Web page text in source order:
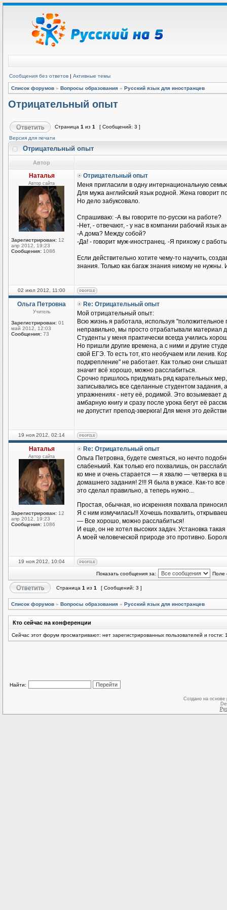
Сообщения без ответов | Активные темы
Список форумов » Вопросы образования » Русский язык для иностранцев
Отрицательный опыт
Страница 1 из 1
[ Сообщений: 3 ]
Версия для печати
Отрицательный опыт
Автор
Наталья
Автор сайта
Зарегистрирован: 12
апр 2012, 19:23
Сообщения: 1086
Отрицательный опыт
Меня пригласили в одну интернациональную
Для мужа английский язык родной. Жена говорит
Но дело забуксовало.
Спрашиваю: -А вы говорите по-русски на работе?
-Нет, - отвечают, - у нас в компании рабочий язык
-А дома? Между собой?
-Да! - говорит муж-иностранец. -Я прихожу с
Если действительно хотите чему-то научить,
знания. Только как багаж знания никому не
02 июл 2012, 11:00
Ольга Петровна
Учитель
Зарегистрирован: 01
май 2012, 12:03
Сообщения: 73
Re: Отрицательный опыт
Мой отрицательный опыт:
Всю жизнь я работала, используя "положительное
неправильно, мы просто отрабатывали материал
Студенты у меня практически всегда учились
Но пришли другие времена, а с ними и другие
свой ЕГЭ. То есть тот, кто необучаем или ленив.
подкрепление" не работает. Как только они
значит всё хорошо, можно расслабиться.
Срочно пришлось придумать ряд карательных
записывались все сделанные студентом задания,
упражнениях - нету её, родимой. Это возымевает
амбарную книгу и сразу после урока бегут её
не допустит препод-зверюга! Для меня это
19 ноя 2012, 02:14
Наталья
Автор сайта
Зарегистрирован: 12
апр 2012, 19:23
Сообщения: 1086
Re: Отрицательный опыт
Ольга Петровна, будете смеяться, но нечто
слабенький. Как только его похвалишь, он
ко мне и очень старается — я хвалю — четверка
домашнего задания! 2!!! Я была в ужасе. Как-то
это сделал правильно, а теперь нужно...
Простая, обычная, но искренняя похвала
Я с ним измучилась!!! Хочешь похвалить,
— Все хорошо, можно расслабиться!
И еще, он не хотел высоких задач. Установка
А моей человеческой природе это противно.
19 ноя 2012, 10:04
Показать сообщения за: Поле
Страница 1 из 1 [ Сообщений: 3 ]
Список форумов » Вопросы образования » Русский язык для иностранцев
Кто сейчас на конференции
Сейчас этот форум просматривают: нет зарегистрированных пользователей и гости:
Найти:
Создано на основе